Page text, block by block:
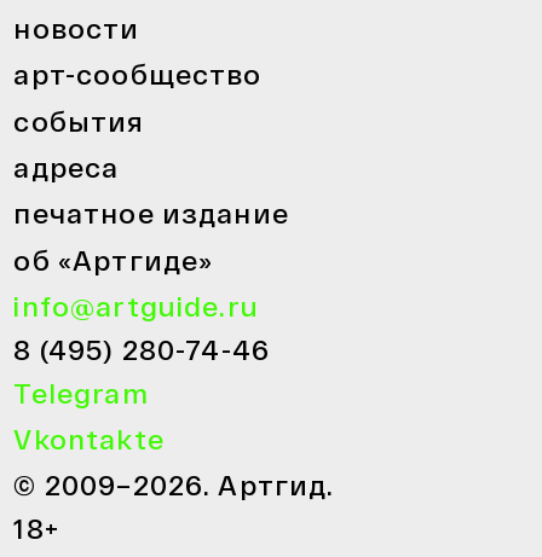
новости
арт-сообщество
события
адреса
печатное издание
об «Артгиде»
info@artguide.ru
8 (495) 280-74-46
© 2009–2026. Артгид.
18+
Telegram
Vkontakte